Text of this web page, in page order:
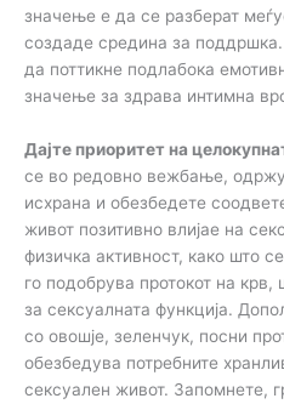
значење е да се разберат
создаде средина за поддршка.
да поттикне подлабока
значење за здрава интимна
Дајте приоритет на
се во редовно вежбање,
исхрана и обезбедете
живот позитивно влијае на
физичка активност, како што
го подобрува протокот на
за сексуалната функција.
со овошје, зеленчук, посни
обезбедува потребните
сексуален живот. Запомнете,